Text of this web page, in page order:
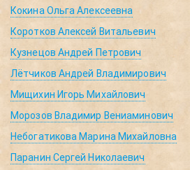
Кокина Ольга Алексеевна
Коротков Алексей Витальевич
Кузнецов Андрей Петрович
Лётчиков Андрей Владимирович
Мищихин Игорь Михайлович
Морозов Владимир Вениаминович
Небогатикова Марина Михайловна
Паранин Сергей Николаевич